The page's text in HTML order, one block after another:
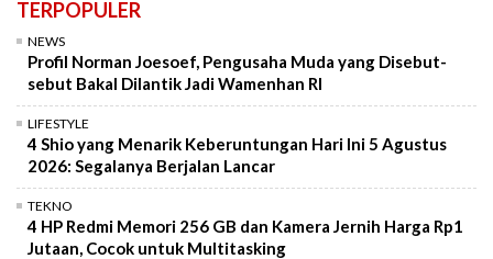
TERPOPULER
NEWS
Profil Norman Joesoef, Pengusaha Muda yang Disebut-
sebut Bakal Dilantik Jadi Wamenhan RI
LIFESTYLE
4 Shio yang Menarik Keberuntungan Hari Ini 5 Agustus
2026: Segalanya Berjalan Lancar
TEKNO
4 HP Redmi Memori 256 GB dan Kamera Jernih Harga Rp1
Jutaan, Cocok untuk Multitasking